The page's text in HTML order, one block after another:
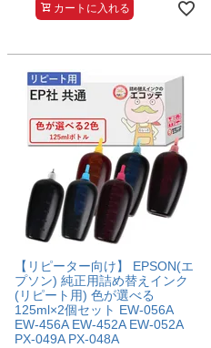
カートに入れる
【リピーター向け】 EPSON(エ
プソン) 純正用詰め替えインク
(リピート用) 色が選べる
125ml×2個セット EW-056A
EW-456A EW-452A EW-052A
PX-049A PX-048A